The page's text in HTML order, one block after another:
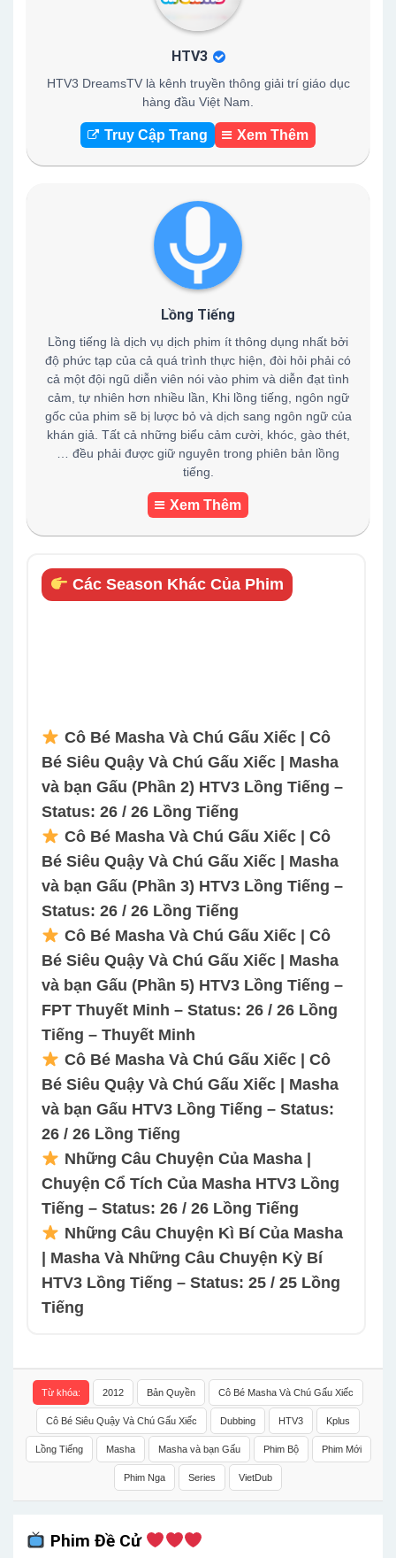
HTV3
HTV3 DreamsTV là kênh truyền thông giải trí giáo dục
hàng đầu Việt Nam.
Truy Cập Trang Xem Thêm
Lồng Tiếng
Lồng tiếng là dịch vụ dịch phim ít thông dụng nhất bởi
độ phức tạp của cả quá trình thực hiện, đòi hỏi phải có
cả một đội ngũ diễn viên nói vào phim và diễn đạt tình
cảm, tự nhiên hơn nhiều lần, Khi lồng tiếng, ngôn ngữ
gốc của phim sẽ bị lược bỏ và dịch sang ngôn ngữ của
khán giả. Tất cả những biểu cảm cười, khóc, gào thét,
… đều phải được giữ nguyên trong phiên bản lồng
tiếng.
Xem Thêm
Các Season Khác Của Phim
Cô Bé Masha Và Chú Gấu Xiếc | Cô
Bé Siêu Quậy Và Chú Gấu Xiếc | Masha
và bạn Gấu (Phần 2) HTV3 Lồng Tiếng –
Status: 26 / 26 Lồng Tiếng
Cô Bé Masha Và Chú Gấu Xiếc | Cô
Bé Siêu Quậy Và Chú Gấu Xiếc | Masha
và bạn Gấu (Phần 3) HTV3 Lồng Tiếng –
Status: 26 / 26 Lồng Tiếng
Cô Bé Masha Và Chú Gấu Xiếc | Cô
Bé Siêu Quậy Và Chú Gấu Xiếc | Masha
và bạn Gấu (Phần 5) HTV3 Lồng Tiếng –
FPT Thuyết Minh – Status: 26 / 26 Lồng
Tiếng – Thuyết Minh
Cô Bé Masha Và Chú Gấu Xiếc | Cô
Bé Siêu Quậy Và Chú Gấu Xiếc | Masha
và bạn Gấu HTV3 Lồng Tiếng – Status:
26 / 26 Lồng Tiếng
Những Câu Chuyện Của Masha |
Chuyện Cổ Tích Của Masha HTV3 Lồng
Tiếng – Status: 26 / 26 Lồng Tiếng
Những Câu Chuyện Kì Bí Của Masha
| Masha Và Những Câu Chuyện Kỳ Bí
HTV3 Lồng Tiếng – Status: 25 / 25 Lồng
Tiếng
Từ khóa: 2012 Bản Quyền Cô Bé Masha Và Chú Gấu Xiếc
Cô Bé Siêu Quậy Và Chú Gấu Xiếc Dubbing HTV3 Kplus
Lồng Tiếng Masha Masha và bạn Gấu Phim Bộ Phim Mới
Phim Nga Series VietDub
Phim Đề Cử